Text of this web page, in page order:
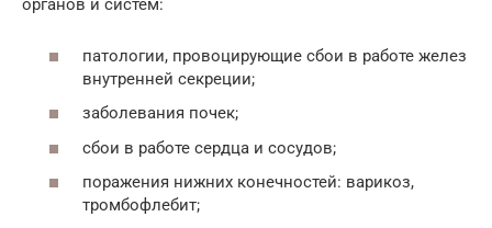
органов и систем:
патологии, провоцирующие сбои в работе желез
внутренней секреции;
заболевания почек;
сбои в работе сердца и сосудов;
поражения нижних конечностей: варикоз,
тромбофлебит;